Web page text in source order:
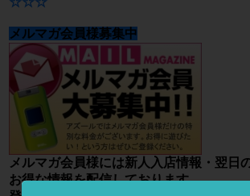
メルマガ会員様募集中
メルマガ会員様には新人入店情報・翌日
お得な情報を配信しております。